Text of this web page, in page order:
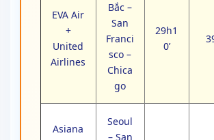
EVA Air
+
United
Airlines
Bắc –
San
Franci
sco –
Chica
go
29h1
0’
Asiana
Seoul
– San